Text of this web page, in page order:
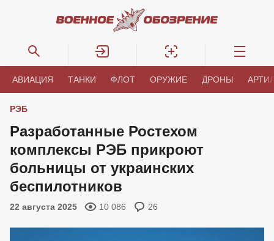
АВИАЦИЯ ТАНКИ ФЛОТ ОРУЖИЕ ДРОНЫ
РЭБ
Разработанные Ростехом
комплексы РЭБ прикроют
больницы от украинских
беспилотников
22 августа 2025 10 086 26